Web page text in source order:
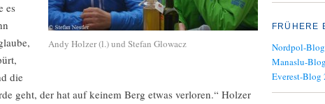
Andy Holzer (l.) und Stefan Glowacz
es
die
geht, der hat auf keinem Berg etwas verloren.“ Holzer
FRÜHERE
Nordpol-
Manaslu-
Everest-Blog